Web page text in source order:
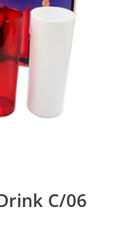
C/06